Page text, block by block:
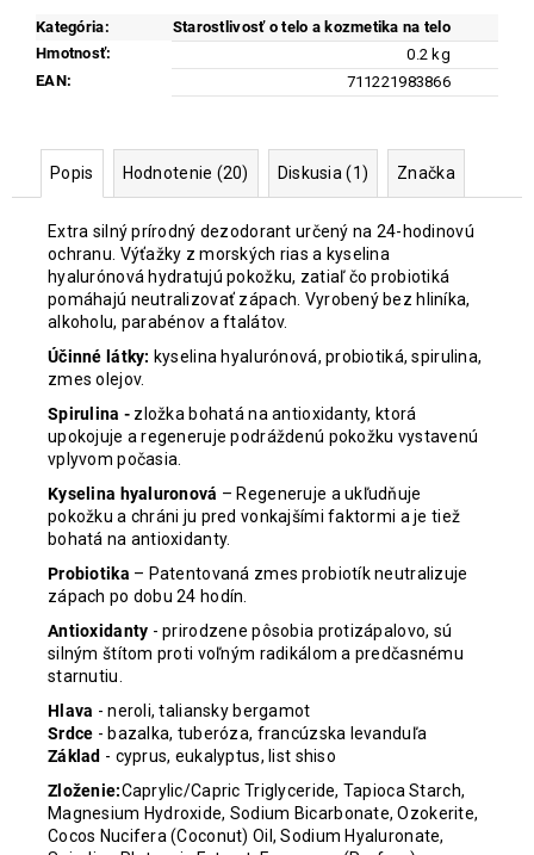
Kategória:
Starostlivosť o telo a kozmetika na telo
Hmotnosť:
0.2 kg
EAN: 711221983866
Popis Hodnotenie (20) Diskusia (1) Značka
Extra silný prírodný dezodorant určený na 24-hodinovú
ochranu. Výťažky z morských rias a kyselina
hyalurónová hydratujú pokožku, zatiaľ čo probiotiká
pomáhajú neutralizovať zápach. Vyrobený bez hliníka,
alkoholu, parabénov a ftalátov.
Účinné látky: kyselina hyalurónová, probiotiká, spirulina,
zmes olejov.
Spirulina - zložka bohatá na antioxidanty, ktorá
upokojuje a regeneruje podráždenú pokožku vystavenú
vplyvom počasia.
Kyselina hyaluronová – Regeneruje a ukľudňuje
pokožku a chráni ju pred vonkajšími faktormi a je tiež
bohatá na antioxidanty.
Probiotika – Patentovaná zmes probiotík neutralizuje
zápach po dobu 24 hodín.
Antioxidanty - prirodzene pôsobia protizápalovo, sú
silným štítom proti voľným radikálom a predčasnému
starnutiu.
Hlava - neroli, taliansky bergamot
Srdce - bazalka, tuberóza, francúzska levanduľa
Základ - cyprus, eukalyptus, list shiso
Zloženie:Caprylic/Capric Triglyceride, Tapioca Starch,
Magnesium Hydroxide, Sodium Bicarbonate, Ozokerite,
Cocos Nucifera (Coconut) Oil, Sodium Hyaluronate,
FACE
MOUSSE
SPF
50
Pôvodne:
35,90
€